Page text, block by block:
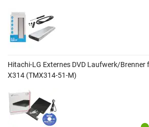
Hitachi-LG Externes DVD Laufwerk/Brenner
X314 (TMX314-51-M)